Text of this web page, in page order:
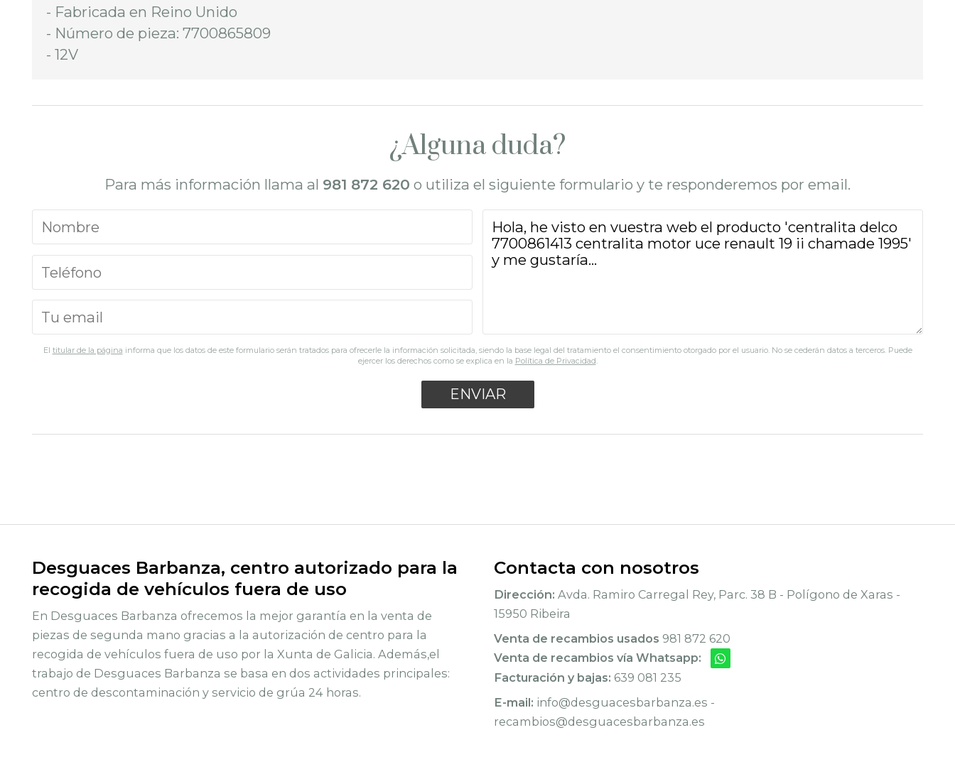
- Fabricada en Reino Unido
- Número de pieza: 7700865809
- 12V
¿Alguna duda?
Para más información llama al 981 872 620 o utiliza el siguiente formulario y te responderemos por email.
El titular de la página informa que los datos de este formulario serán tratados para ofrecerle la información solicitada, siendo la base legal del tratamiento el consentimiento otorgado por el usuario. No se cederán datos a terceros. Puede
ejercer los derechos como se explica en la Política de Privacidad
Desguaces Barbanza, centro autorizado para la
recogida de vehículos fuera de uso
En Desguaces Barbanza ofrecemos la mejor garantía en la venta de
piezas de segunda mano gracias a la autorización de centro para la
recogida de vehículos fuera de uso por la Xunta de Galicia. Además,el
trabajo de Desguaces Barbanza se basa en dos actividades principales:
centro de descontaminación y servicio de grúa 24 horas.
Contacta con nosotros
Dirección: Avda. Ramiro Carregal Rey, Parc. 38 B - Polígono de Xaras -
15950 Ribeira
Venta de recambios usados 981 872 620
Venta de recambios vía Whatsapp:
Facturación y bajas: 639 081 235
E-mail: info@desguacesbarbanza.es -
recambios@desguacesbarbanza.es